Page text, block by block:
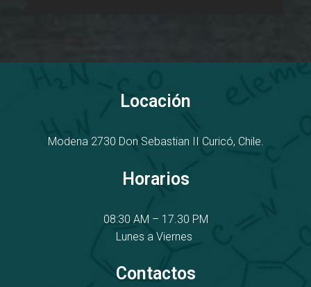
Locación
Modena 2730 Don Sebastian II Curicó, Chile.
Horarios
08:30 AM – 17.30 PM
Lunes a Viernes
Contactos